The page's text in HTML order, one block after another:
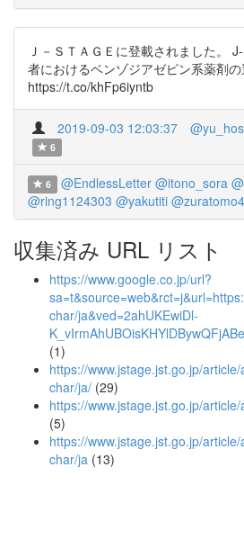
Ｊ－ＳＴＡＧＥに登載されました。
者におけるベンゾジアゼピン系薬剤
https://t.co/khFp6iyntb
2019-09-03 12:03:37
6
6 @EndlessLetter @itono_sora
@ring1124303 @yakutiti @zuratomo4
収集済み URL リスト
https://www.google.co.jp/url?
char/ja&ved=2ahUKEwiDl-
(1)
https://www.jstage.jst.go.jp/
char/ja/ (29)
https://www.jstage.jst.go.jp/
(5)
https://www.jstage.jst.go.jp/
char/ja (13)